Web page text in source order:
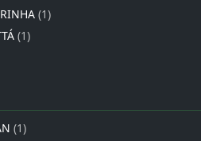
(1)
(1)
(1)